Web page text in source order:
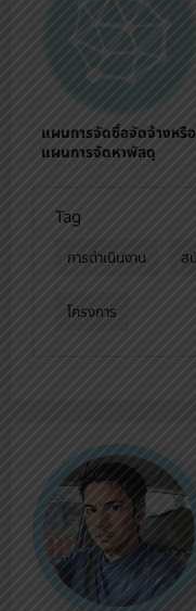
แผนการจัดซื้อจัดจ้างหรือ
แผนการจัดหาพัสดุ
Tag
การดำเนินงาน ส
โครงการ